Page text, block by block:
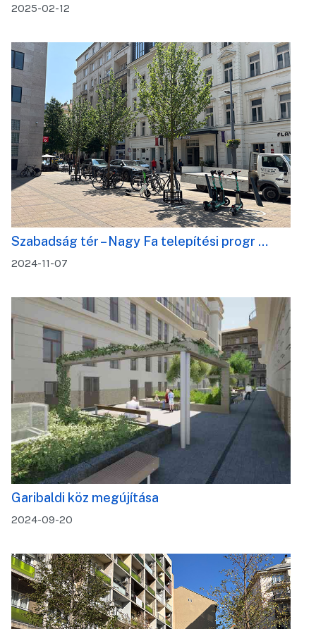
2025-02-12
Szabadság tér – Nagy Fa telepítési progr …
2024-11-07
Garibaldi köz megújítása
2024-09-20